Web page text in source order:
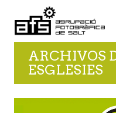
ARCHIVOS
ESGLESIES